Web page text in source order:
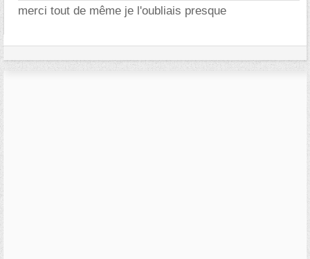
merci tout de même je l'oubliais presque